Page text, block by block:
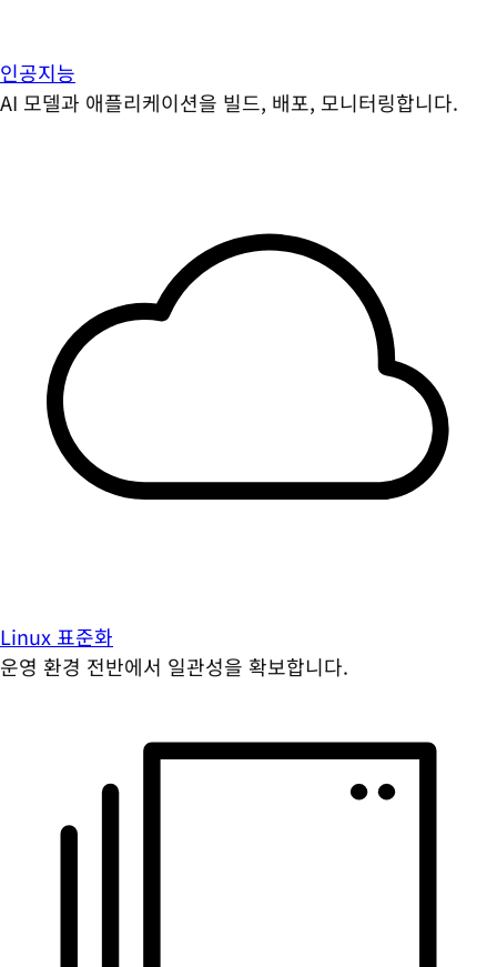
인공지능
AI 모델과 애플리케이션을 빌드, 배포, 모니터링합니다.
Linux 표준화
운영 환경 전반에서 일관성을 확보합니다.